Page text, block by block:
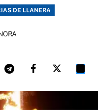
DE LLANERA